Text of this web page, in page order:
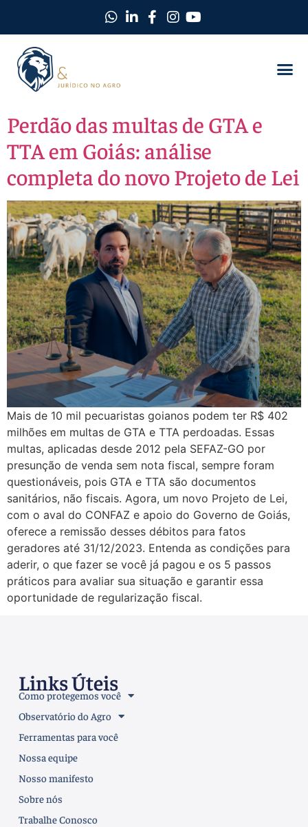
Perdão das multas de GTA e
TTA em Goiás: análise
completa do novo Projeto de Lei
Mais de 10 mil pecuaristas goianos podem ter R$ 402
milhões em multas de GTA e TTA perdoadas. Essas
multas, aplicadas desde 2012 pela SEFAZ-GO por
presunção de venda sem nota fiscal, sempre foram
questionáveis, pois GTA e TTA são documentos
sanitários, não fiscais. Agora, um novo Projeto de Lei,
com o aval do CONFAZ e apoio do Governo de Goiás,
oferece a remissão desses débitos para fatos
geradores até 31/12/2023. Entenda as condições para
aderir, o que fazer se você já pagou e os 5 passos
práticos para avaliar sua situação e garantir essa
oportunidade de regularização fiscal.
Links Úteis
Como protegemos você
Observatório do Agro
Ferramentas para você
Nossa equipe
Nosso manifesto
Sobre nós
Trabalhe Conosco